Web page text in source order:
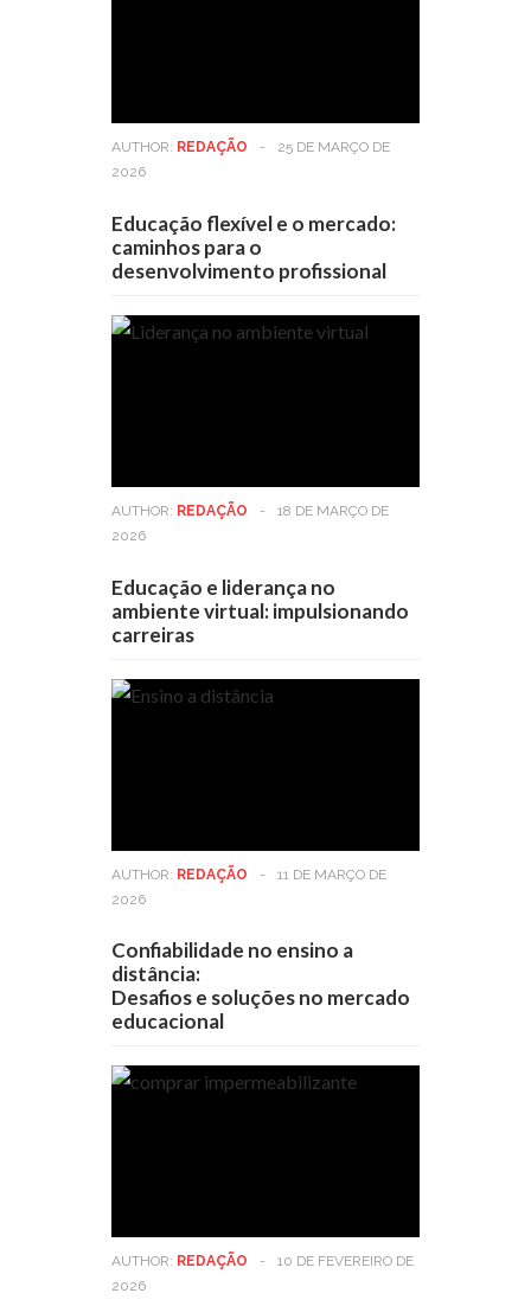
AUTHOR: REDAÇÃO -
25 DE MARÇO DE
2026
Educação flexível e o mercado:
caminhos para o
desenvolvimento profissional
AUTHOR: REDAÇÃO -
18 DE MARÇO DE
2026
Educação e liderança no
ambiente virtual: impulsionando
carreiras
AUTHOR: REDAÇÃO -
11 DE MARÇO DE
2026
Confiabilidade no ensino a
distância:
Desafios e soluções no mercado
educacional
AUTHOR: REDAÇÃO -
10 DE FEVEREIRO DE
2026